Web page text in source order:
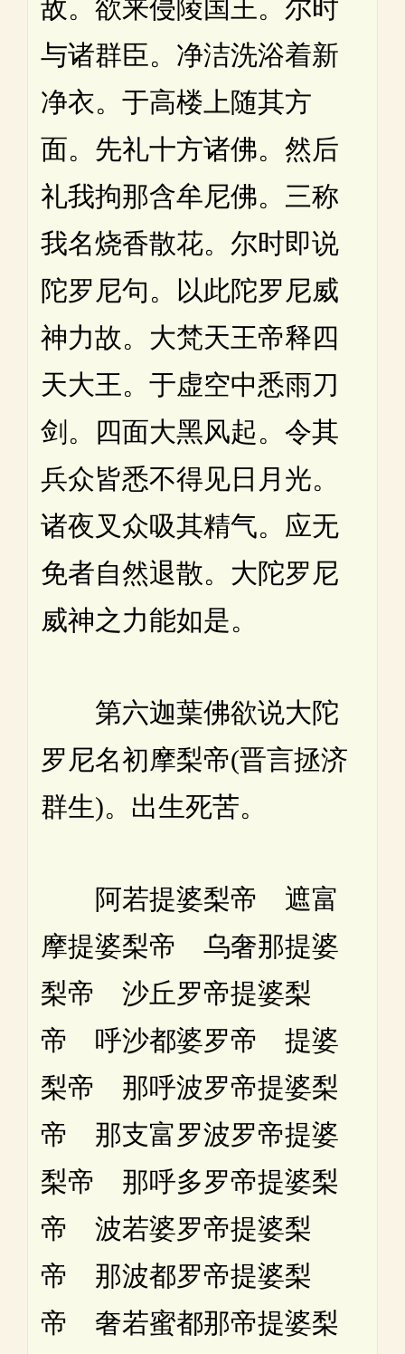
敌。欲来侵陵国王。尔时
与诸群臣。净洁洗浴着新
净衣。于高楼上随其方
面。先礼十方诸佛。然后
礼我拘那含牟尼佛。三称
我名烧香散花。尔时即说
陀罗尼句。以此陀罗尼威
神力故。大梵天王帝释四
天大王。于虚空中悉雨刀
剑。四面大黑风起。令其
兵众皆悉不得见日月光。
诸夜叉众吸其精气。应无
免者自然退散。大陀罗尼
威神之力能如是。
第六迦葉佛欲说大陀
罗尼名初摩梨帝(晋言拯济
群生)。出生死苦。
阿若提婆梨帝 遮富
摩提婆梨帝 乌奢那提婆
梨帝 沙丘罗帝提婆梨
帝 呼沙都婆罗帝 提婆
梨帝 那呼波罗帝提婆梨
帝 那支富罗波罗帝提婆
梨帝 那呼多罗帝提婆梨
帝 波若婆罗帝提婆梨
帝 那波都罗帝提婆梨
帝 奢若蜜都那帝提婆梨